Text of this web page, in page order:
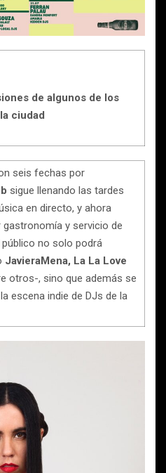
de algunos de los
ciudad
seis fechas por
sigue llenando las tardes
en directo, y ahora
y servicio de
público no solo podrá
JavieraMena, La La Love
otros-, sino que además se
escena indie de DJs de la